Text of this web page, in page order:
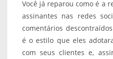
Você já reparou como é a
assinantes nas redes
comentários
é o estilo que eles
com seus clientes e,